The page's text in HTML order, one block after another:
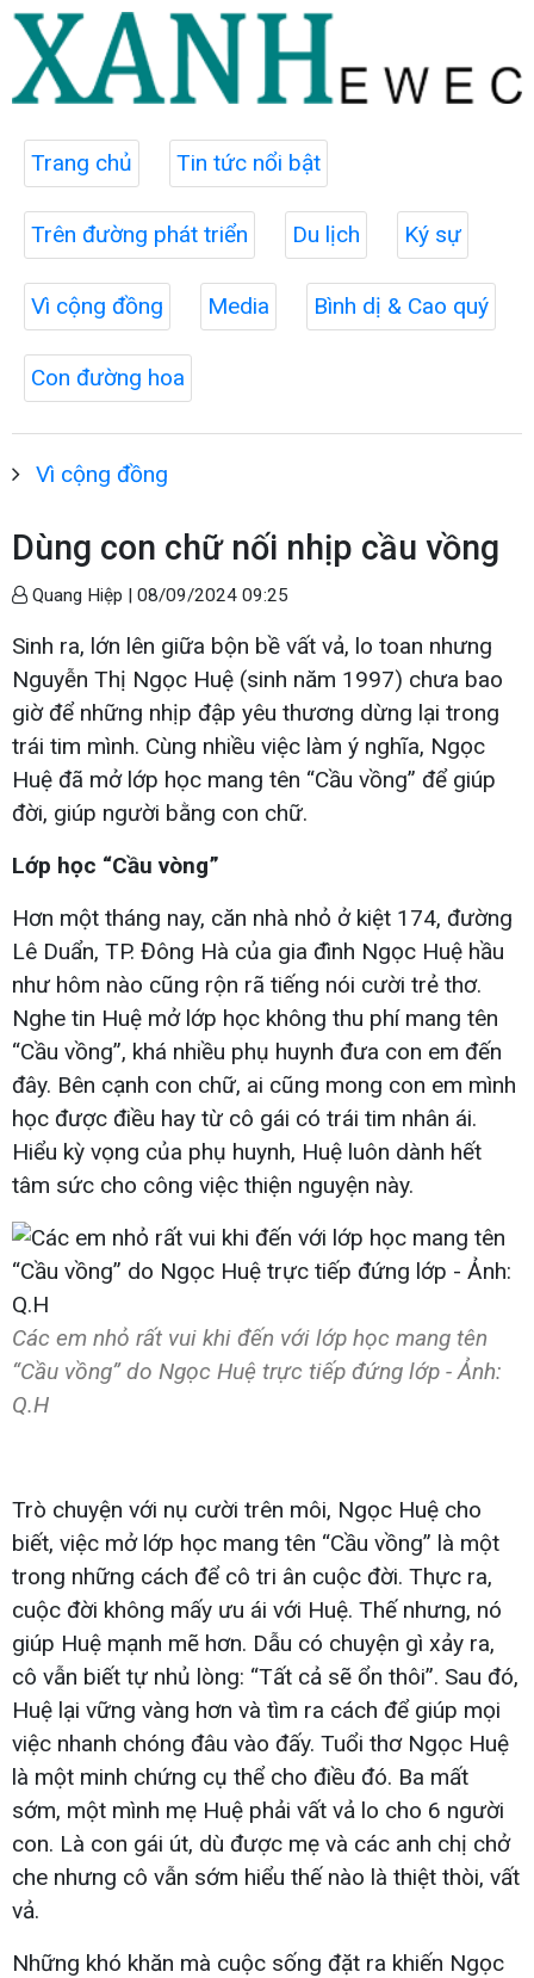
Trang chủ Tin tức nổi bật
Trên đường phát triển Du lịch Ký sự
Vì cộng đồng Media Bình dị & Cao quý
Con đường hoa
Vì cộng đồng
Dùng con chữ nối nhịp cầu vồng
Quang Hiệp | 08/09/2024 09:25
Sinh ra, lớn lên giữa bộn bề vất vả, lo toan nhưng
Nguyễn Thị Ngọc Huệ (sinh năm 1997) chưa bao
giờ để những nhịp đập yêu thương dừng lại trong
trái tim mình. Cùng nhiều việc làm ý nghĩa, Ngọc
Huệ đã mở lớp học mang tên “Cầu vồng” để giúp
đời, giúp người bằng con chữ.
Lớp học “Cầu vòng”
Hơn một tháng nay, căn nhà nhỏ ở kiệt 174, đường
Lê Duẩn, TP. Đông Hà của gia đình Ngọc Huệ hầu
như hôm nào cũng rộn rã tiếng nói cười trẻ thơ.
Nghe tin Huệ mở lớp học không thu phí mang tên
“Cầu vồng”, khá nhiều phụ huynh đưa con em đến
đây. Bên cạnh con chữ, ai cũng mong con em mình
học được điều hay từ cô gái có trái tim nhân ái.
Hiểu kỳ vọng của phụ huynh, Huệ luôn dành hết
tâm sức cho công việc thiện nguyện này.
Các em nhỏ rất vui khi đến với lớp học mang tên
“Cầu vồng” do Ngọc Huệ trực tiếp đứng lớp - Ảnh:
Q.H
Trò chuyện với nụ cười trên môi, Ngọc Huệ cho
biết, việc mở lớp học mang tên “Cầu vồng” là một
trong những cách để cô tri ân cuộc đời. Thực ra,
cuộc đời không mấy ưu ái với Huệ. Thế nhưng, nó
giúp Huệ mạnh mẽ hơn. Dẫu có chuyện gì xảy ra,
cô vẫn biết tự nhủ lòng: “Tất cả sẽ ổn thôi”. Sau đó,
Huệ lại vững vàng hơn và tìm ra cách để giúp mọi
việc nhanh chóng đâu vào đấy. Tuổi thơ Ngọc Huệ
là một minh chứng cụ thể cho điều đó. Ba mất
sớm, một mình mẹ Huệ phải vất vả lo cho 6 người
con. Là con gái út, dù được mẹ và các anh chị chở
che nhưng cô vẫn sớm hiểu thế nào là thiệt thòi, vất
vả.
Những khó khăn mà cuộc sống đặt ra khiến Ngọc